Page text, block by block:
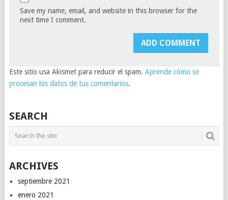
Save my name, email, and website in this browser for the
next time I comment.
Este sitio usa Akismet para reducir el spam. Aprende cómo se
procesan los datos de tus comentarios.
SEARCH
ARCHIVES
septiembre 2021
enero 2021